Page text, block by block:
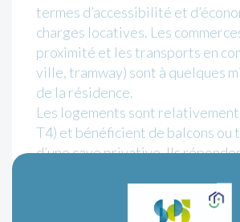
termes d’accessibilité et
charges locatives. Les
proximité et les transports en
ville, tramway) sont à quelques
de la résidence.
Les logements sont
T4) et bénéficient de balcons ou
d’une cave privative. Ils
Ce programme propose